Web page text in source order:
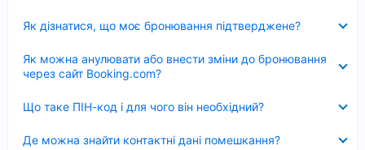
Як дізнатися, що моє бронювання підтверджене?
Як можна анулювати або внести зміни до бронювання
через сайт Booking.com?
Що таке ПІН-код і для чого він необхідний?
Де можна знайти контактні дані помешкання?